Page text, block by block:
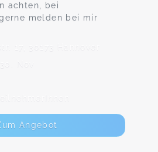
achten, bei
melden bei mir
17, 30173 Hannover
Nov
Angebot